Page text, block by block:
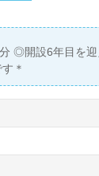
◎開設6年目を迎
＊